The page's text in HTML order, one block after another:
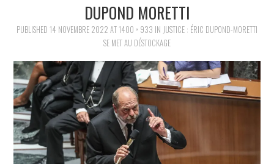
POLITIQUE
HISTOIRE
CULTURE
DUPOND MORETTI
PUBLISHED 14 NOVEMBRE 2022 AT1400 × 933 IN JUSTICE : ÉRIC DUPOND-MORETTI
SE MET AU DÉSTOCKAGE